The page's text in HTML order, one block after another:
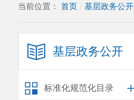
当前位置： 首页 / 基层政务公开
基层政务公开
标准化规范化目录